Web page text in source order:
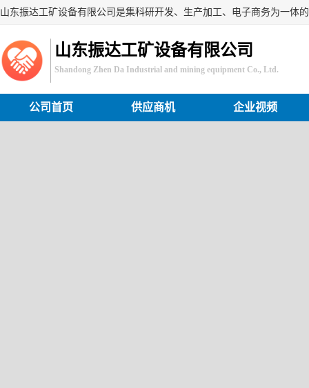
山东振达工矿设备有限公司
Shandong Zhen Da Industrial and mining equipment Co., Ltd.
公司首页 供应商机 企业视频